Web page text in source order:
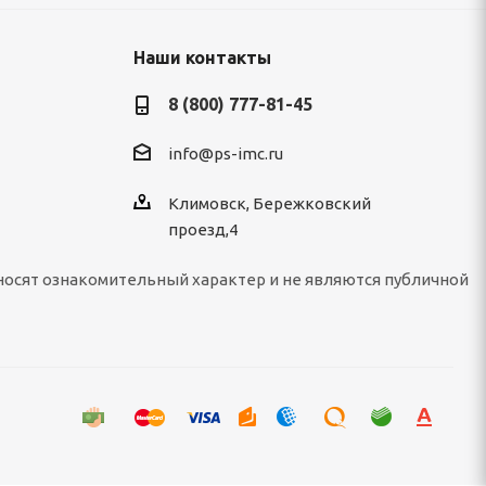
Наши контакты
8 (800) 777-81-45
info@ps-imc.ru
Климовск, Бережковский
проезд,4
ознакомительный характер и не являются публичной